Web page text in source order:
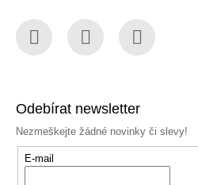
Odebírat newsletter
Nezmeškejte žádné novinky či slevy!
E-mail